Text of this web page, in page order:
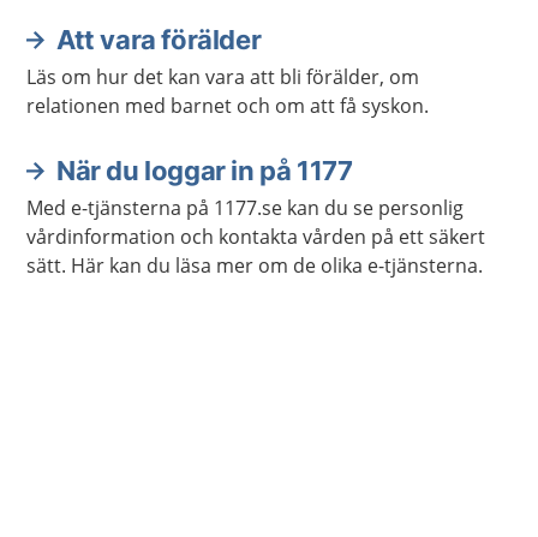
Att vara förälder
Läs om hur det kan vara att bli förälder, om
relationen med barnet och om att få syskon.
När du loggar in på 1177
Med e-tjänsterna på 1177.se kan du se personlig
vårdinformation och kontakta vården på ett säkert
sätt. Här kan du läsa mer om de olika e-tjänsterna.